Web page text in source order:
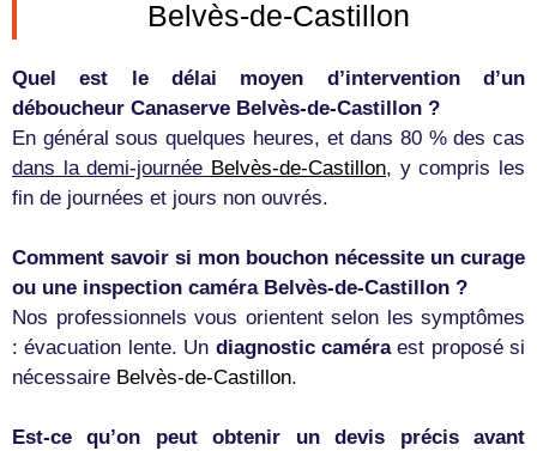
Belvès-de-Castillon
Quel est le délai moyen d’intervention d’un
déboucheur Canaserve Belvès-de-Castillon ?
En général sous quelques heures, et dans 80 % des cas
dans la demi-journée Belvès-de-Castillon, y compris les
fin de journées et jours non ouvrés.
Comment savoir si mon bouchon nécessite un curage
ou une inspection caméra Belvès-de-Castillon ?
Nos professionnels vous orientent selon les symptômes
: évacuation lente. Un diagnostic caméraest proposé si
nécessaire Belvès-de-Castillon.
Est-ce qu’on peut obtenir un devis précis avant